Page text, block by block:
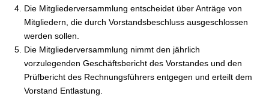
Die Mitgliederversammlung entscheidet über Anträge von
Mitgliedern, die durch Vorstandsbeschluss ausgeschlossen
werden sollen.
Die Mitgliederversammlung nimmt den jährlich
vorzulegenden Geschäftsbericht des Vorstandes und den
Prüfbericht des Rechnungsführers entgegen und erteilt dem
Vorstand Entlastung.